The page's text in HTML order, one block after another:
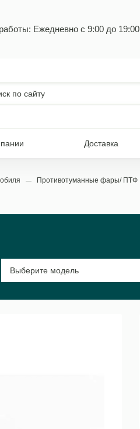
Ежедневно с 9:00 до 19:00
Доставка
Противотуманные фары/ ПТФ